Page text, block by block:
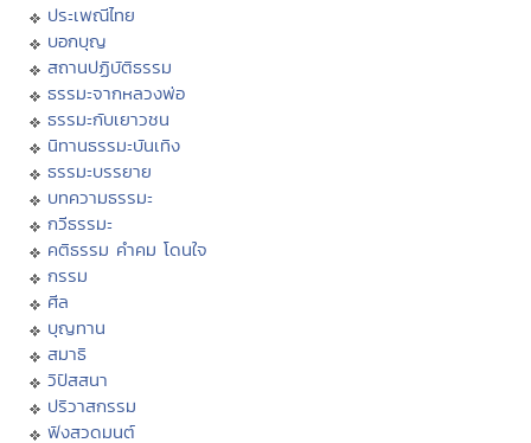
ประเพณีไทย
บอกบุญ
สถานปฏิบัติธรรม
ธรรมะจากหลวงพ่อ
ธรรมะกับเยาวชน
นิทานธรรมะบันเทิง
ธรรมะบรรยาย
บทความธรรมะ
กวีธรรมะ
คติธรรม คำคม โดนใจ
กรรม
ศีล
บุญทาน
สมาธิ
วิปัสสนา
ปริวาสกรรม
ฟังสวดมนต์